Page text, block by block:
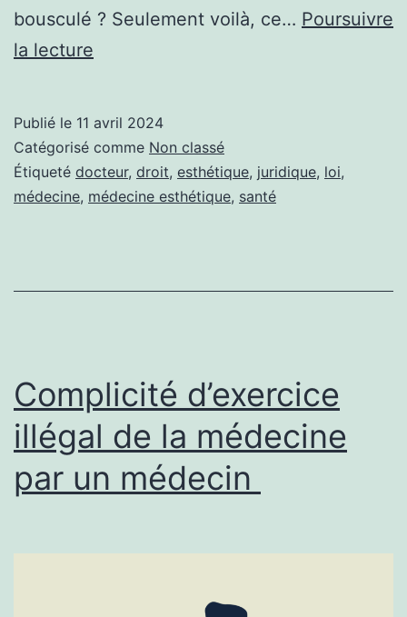
bousculé ? Seulement voilà, ce… Poursuivre
la lecture
l’épreuve
du
monopole
en
laser
médical.
Publié le 11 avril 2024
Catégorisé comme Non classé
Étiqueté docteur, droit, esthétique, juridique, loi,
médecine, médecine esthétique, santé
Complicité d’exercice
illégal de la médecine
par un médecin